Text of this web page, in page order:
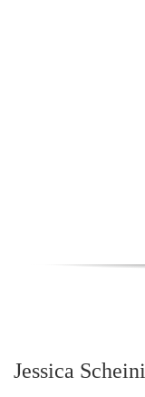
Jessica